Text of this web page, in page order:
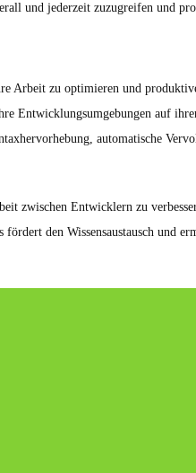
und jederzeit zuzugreifen und
Arbeit zu optimieren und
Entwicklungsumgebungen auf
automatische
zwischen Entwicklern zu
den Wissensaustausch und